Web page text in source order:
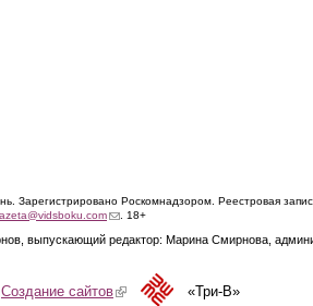
Зарегистрировано Роскомнадзором. Реестровая
(link sends e-mail)
. 18+
выпускающий редактор: Марина Смирнова,
Создание сайтов(link is external)«Три-В»